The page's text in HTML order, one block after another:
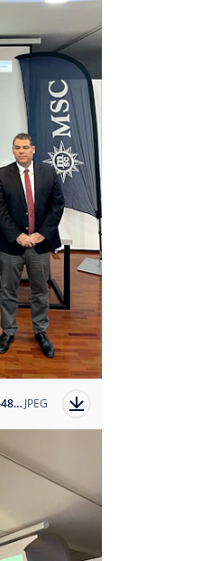
1763566606-processed-11e393f2-46bc-4828-b040-e7389b789c63?auto=format JPEG